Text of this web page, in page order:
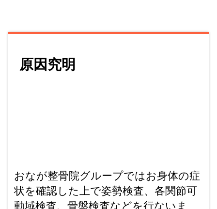
原因究明
おなが整骨院グループではお身体の症
状を確認した上で姿勢検査、各関節可
動域検査、骨盤検査などを行ないま